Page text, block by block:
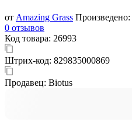
от Amazing Grass Произведено:
0 отзывов
Код товара: 26993
Штрих-код: 829835000869
Продавец: Biotus